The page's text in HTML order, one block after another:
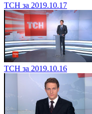
ТСН за 2019.10.17
ТСН за 2019.10.16